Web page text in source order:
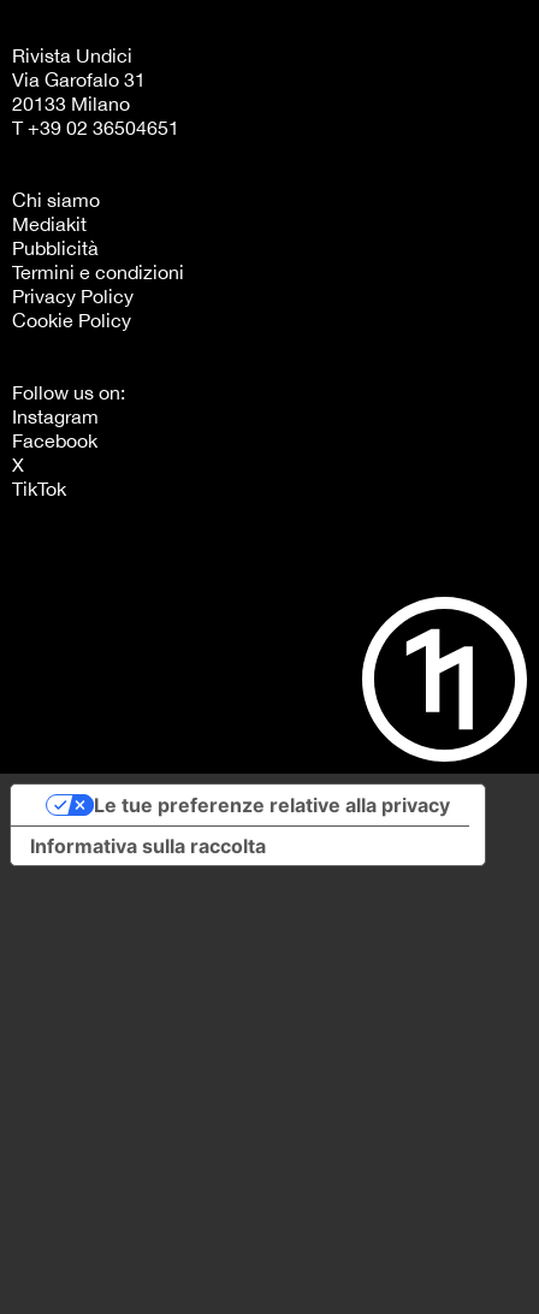
Rivista Undici
Via Garofalo 31
20133 Milano
T +39 02 36504651
Chi siamo
Mediakit
Pubblicità
Termini e condizioni
Privacy Policy
Cookie Policy
Follow us on:
Instagram
Facebook
X
TikTok
Informativa sulla raccolta
Le tue preferenze relative alla privacy